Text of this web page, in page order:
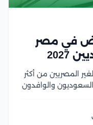
في مصر
المصريين من أكثر
والوافدون